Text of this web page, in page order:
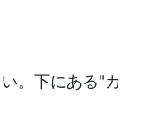
。下にある"カ